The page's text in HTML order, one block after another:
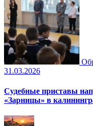
31.03.2026
Судебные приставы
«Зарницы» в